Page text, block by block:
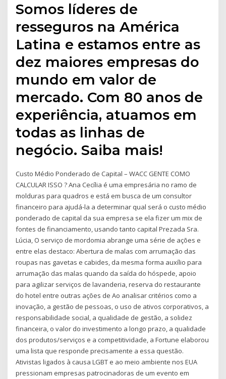
Somos líderes de
resseguros na América
Latina e estamos entre as
dez maiores empresas do
mundo em valor de
mercado. Com 80 anos de
experiência, atuamos em
todas as linhas de
negócio. Saiba mais!
Custo Médio Ponderado de Capital – WACC GENTE COMO
CALCULAR ISSO ? Ana Cecília é uma empresária no ramo de
molduras para quadros e está em busca de um consultor
financeiro para ajudá-la a determinar qual será o custo médio
ponderado de capital da sua empresa se ela fizer um mix de
fontes de financiamento, usando tanto capital Prezada Sra.
Lúcia, O serviço de mordomia abrange uma série de ações e
entre elas destaco: Abertura de malas com arrumação das
roupas nas gavetas e cabides, da mesma forma auxílio para
arrumação das malas quando da saída do hóspede, apoio
para agilizar serviços de lavanderia, reserva do restaurante
do hotel entre outras ações de Ao analisar critérios como a
inovação, a gestão de pessoas, o uso de ativos corporativos, a
responsabilidade social, a qualidade de gestão, a solidez
financeira, o valor do investimento a longo prazo, a qualidade
dos produtos/serviços e a competitividade, a Fortune elaborou
uma lista que responde precisamente a essa questão.
Ativistas ligados à causa LGBT e ao meio ambiente nos EUA
pressionam empresas patrocinadoras de um evento em